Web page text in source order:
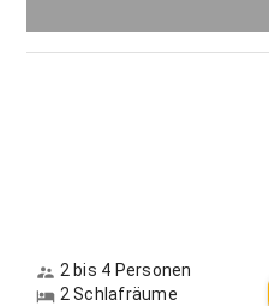
2 bis 4 Personen
2 Schlafräume